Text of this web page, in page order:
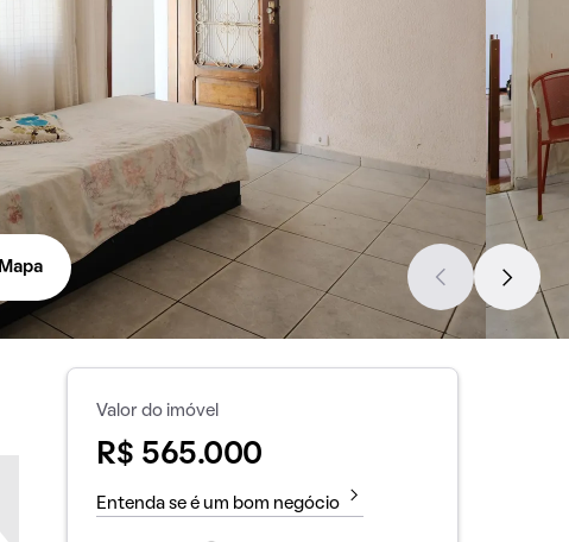
Mapa
Valor do imóvel
R$ 565.000
Entenda se é um bom negócio